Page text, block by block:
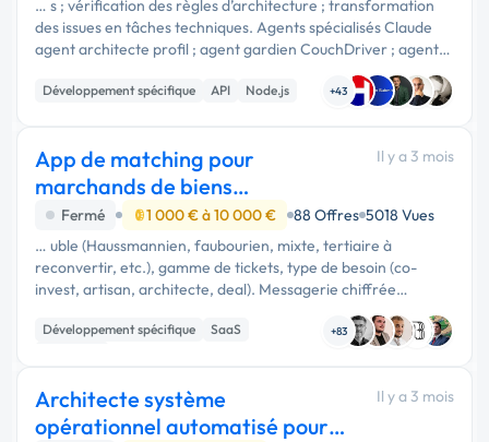
… s ; vérification des règles d’architecture ; transformation
des issues en tâches techniques. Agents spécialisés Claude
agent architecte profil ; agent gardien CouchDriver ; agent
UI React ; agent QA / tests ; agent documentation ; agent …
Développement spécifique API Node.js +43
App de matching pour
marchands de biens
(rénovation d'immeubles)
Il y a 3 mois
Fermé 1 000 € à 10 000 € 88 Offres 5018 Vues
… uble (Haussmannien, faubourien, mixte, tertiaire à
reconvertir, etc.), gamme de tickets, type de besoin (co-
invest, artisan, architecte, deal). Messagerie chiffrée
intégrée + partage de documents (DPE, plans, business plan)
avec watermark. …
Développement spécifique
SaaS
+83
Architecte système
opérationnel automatisé pour
Il y a 3 mois